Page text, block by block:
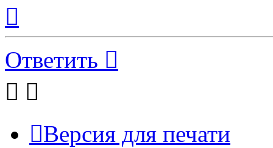
началу
Ответить
Версия для печати